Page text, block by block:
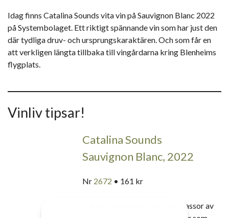
Idag finns Catalina Sounds vita vin på Sauvignon Blanc 2022
på Systembolaget. Ett riktigt spännande vin som har just den
där tydliga druv- och ursprungskaraktären. Och som får en
att verkligen längta tillbaka till vingårdarna kring Blenheims
flygplats.
Vinliv tipsar!
Catalina Sounds
Sauvignon Blanc, 2022
Nr 2672 • 161 kr
Härligt fruktdrivet vin med massor av